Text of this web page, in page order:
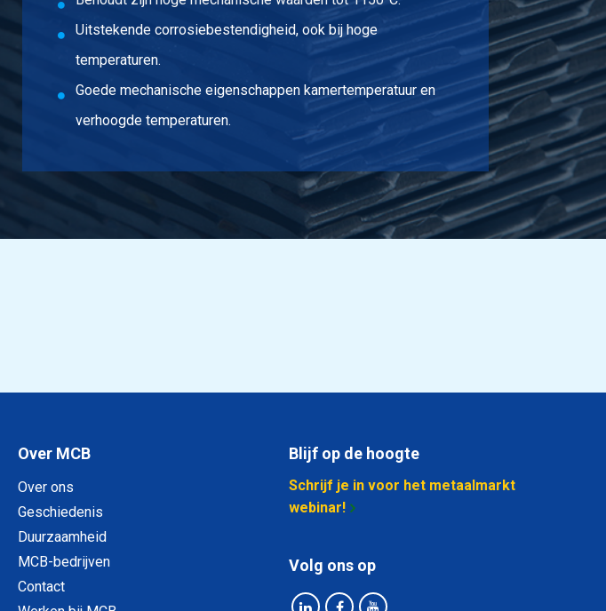
Uitstekende corrosiebestendigheid, ook bij hoge
temperaturen.
Goede mechanische eigenschappen kamertemperatuur en
verhoogde temperaturen.
Over MCB
Over ons
Geschiedenis
Duurzaamheid
MCB-bedrijven
Contact
Blijf op de hoogte
Schrijf je in voor het metaalmarkt
webinar!
Volg ons op